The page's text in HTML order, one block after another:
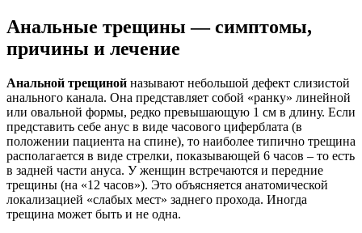
Анальные трещины — симптомы,
причины и лечение
Анальной трещиной называют небольшой дефект слизистой
анального канала. Она представляет собой «ранку» линейной
или овальной формы, редко превышающую 1 см в длину. Если
представить себе анус в виде часового циферблата (в
положении пациента на спине), то наиболее типично трещина
располагается в виде стрелки, показывающей 6 часов – то есть
в задней части ануса. У женщин встречаются и передние
трещины (на «12 часов»). Это объясняется анатомической
локализацией «слабых мест» заднего прохода. Иногда
трещина может быть и не одна.